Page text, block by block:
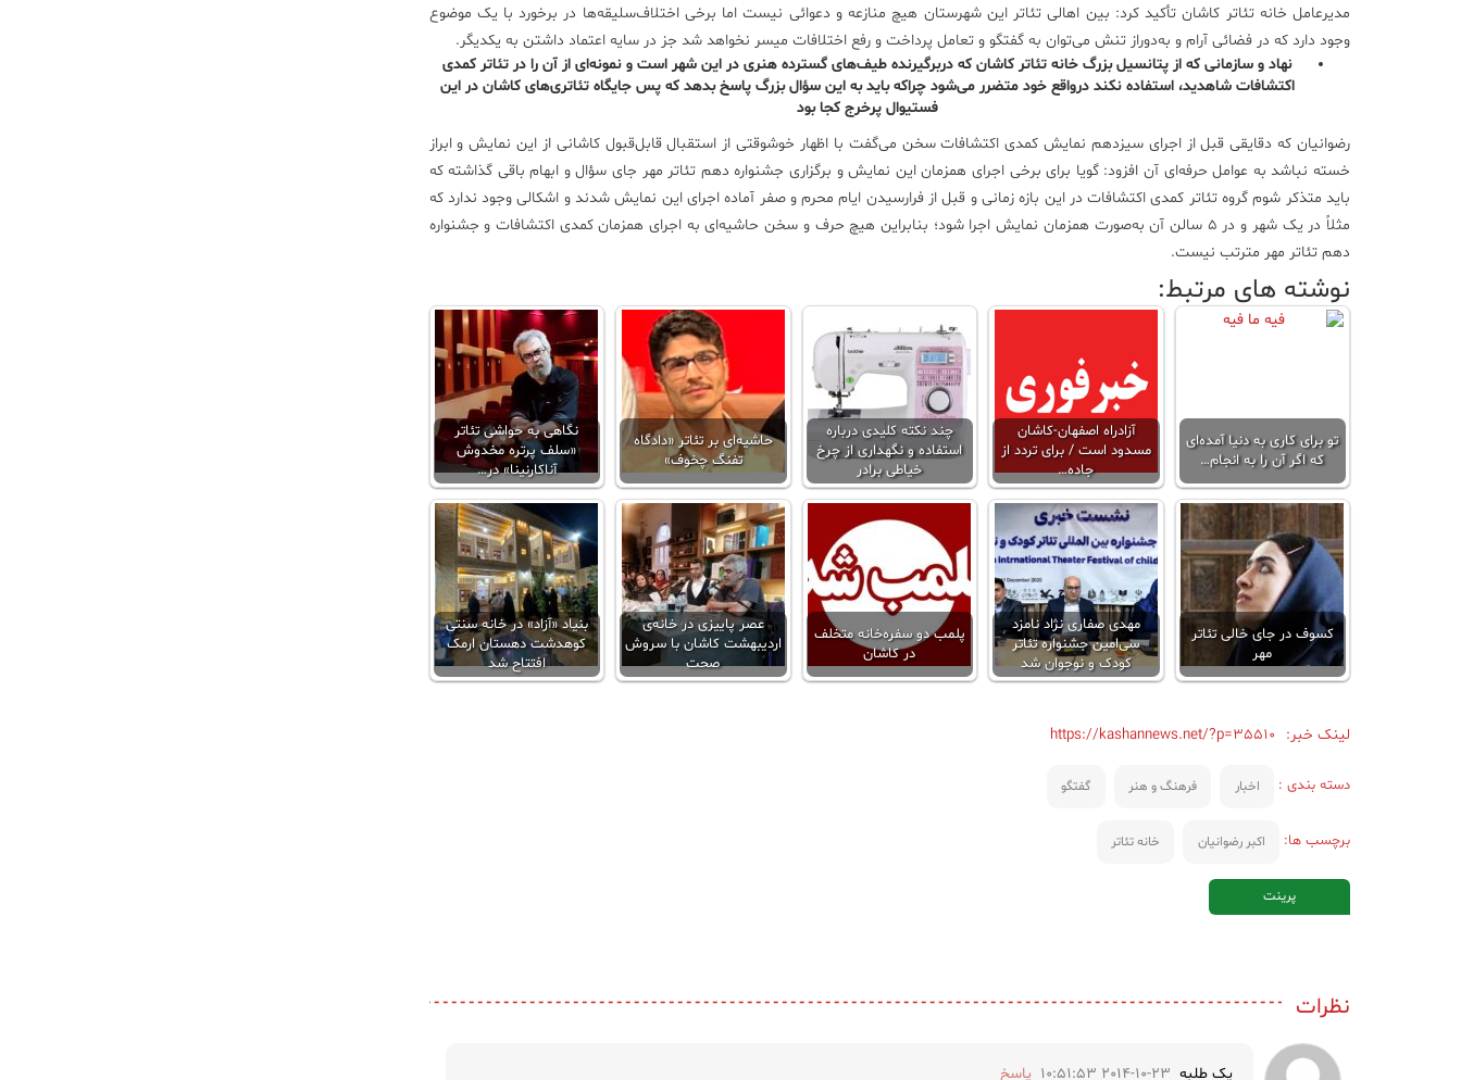
مدیرعامل خانه تئاتر کاشان تأکید کرد: بین اهالی تئاتر این شهرستان هیچ منازعه و دعوائی نیست اما برخی اختلاف‌سلیقه‌ها در برخورد با یک موضوع
وجود دارد که در فضائی آرام و به‌دوراز تنش می‌توان به گفتگو و تعامل پرداخت و رفع اختلافات میسر نخواهد شد جز در سایه اعتماد داشتن به یکدیگر.
نهاد و سازمانی که از پتانسیل بزرگ خانه تئاتر کاشان که دربرگیرنده طیف‌های گسترده هنری در این شهر است و نمونه‌ای از آن را در تئاتر کمدی
اکتشافات شاهدید، استفاده نکند درواقع خود متضرر می‌شود چراکه باید به این سؤال بزرگ پاسخ بدهد که پس جایگاه تئاتری‌های کاشان در این
فستیوال پرخرج کجا بود
رضوانیان که دقایقی قبل از اجرای سیزدهم نمایش کمدی اکتشافات سخن می‌گفت با اظهار خوشوقتی از استقبال قابل‌قبول کاشانی از این نمایش و ابراز
خسته نباشد به عوامل حرفه‌ای آن افزود: گویا برای برخی اجرای همزمان این نمایش و برگزاری جشنواره دهم تئاتر مهر جای سؤال و ابهام باقی گذاشته که
باید متذکر شوم گروه تئاتر کمدی اکتشافات در این بازه زمانی و قبل از فرارسیدن ایام محرم و صفر آماده اجرای این نمایش شدند و اشکالی وجود ندارد که
مثلاً در یک شهر و در 5 سالن آن به‌صورت همزمان نمایش اجرا شود؛ بنابراین هیچ حرف و سخن حاشیه‌ای به اجرای همزمان کمدی اکتشافات و جشنواره
دهم تئاتر مهر مترتب نیست.
نوشته های مرتبط:
تو برای کاری به دنیا آمده‌ای
که اگر آن را به انجام…
آزادراه اصفهان-کاشان
مسدود است / برای تردد از
جاده…
چند نکته کلیدی درباره
استفاده و نگهداری از چرخ
خیاطی برادر
حاشیه‌ای بر تئاتر «دادگاه
تفنگ چخوف»
نگاهی به حواشی تئاتر
«سلف پرتره مخدوش
آناکارنینا» در…
کسوف در جای خالی تئاتر
مهر
مهدی صفاری نژاد نامزد
سی‌امین جشنواره تئاتر
کودک و نوجوان شد
پلمب دو سفره‌خانه متخلف
در کاشان
عصر پاییزی در خانه‌ی
اردیبهشت کاشان با سروش
صحت
بنیاد «آزاد» در خانه سنتی
کوهدشت دهستان ارمک
افتتاح شد
لینک خبر: https://kashannews.net/?p=35510
دسته بندی : اخبار فرهنگ و هنر گفتگو
برچسب ها: اکبر رضوانیان خانه تئاتر
پرینت
نظرات
یک طلبه 2014-10-23 10:51:53
پاسخ